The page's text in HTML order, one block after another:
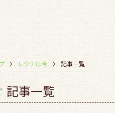
レジナは今 記事一覧
記事一覧